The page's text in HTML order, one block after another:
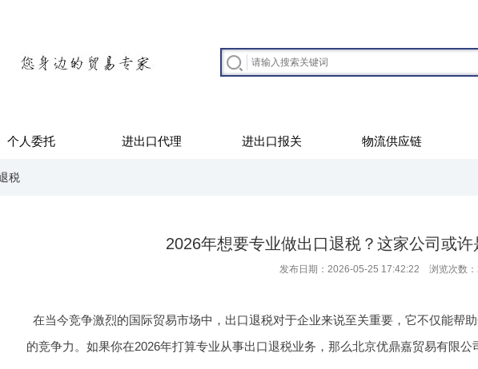
个人委托 进出口代理 进出口报关 物流供应链
税
2026年想要专业做出口退税？这家公司或许
发布日期：2026-05-25 17:42:22 浏览次数：
在当今竞争激烈的国际贸易市场中，出口退税对于企业来说至关重要，它不仅能帮
的竞争力。如果你在2026年打算专业从事出口退税业务，那么北京优鼎嘉贸易有限公